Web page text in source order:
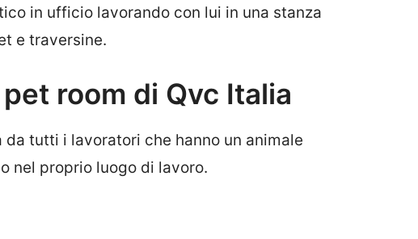
in ufficio lavorando con lui in una stanza
e traversine.
room di Qvc Italia
tutti i lavoratori che hanno un animale
nel proprio luogo di lavoro.